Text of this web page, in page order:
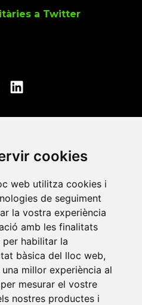
cookies
web utilitza cookies i
de seguiment
la vostra experiència
amb les finalitats
per habilitar la
bàsica del lloc web,
millor experiència al
per mesurar el vostre
nostres productes i
a Twitter
10
s/n